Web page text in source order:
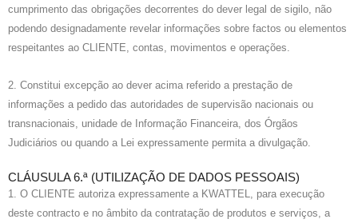
cumprimento das obrigações decorrentes do dever legal de sigilo, não
podendo designadamente revelar informações sobre factos ou elementos
respeitantes ao CLIENTE, contas, movimentos e operações.
2. Constitui excepção ao dever acima referido a prestação de
informações a pedido das autoridades de supervisão nacionais ou
transnacionais, unidade de Informação Financeira, dos Órgãos
Judiciários ou quando a Lei expressamente permita a divulgação.
CLÁUSULA 6.ª (UTILIZAÇÃO DE DADOS PESSOAIS)
1. O CLIENTE autoriza expressamente a KWATTEL, para execução
deste contracto e no âmbito da contratação de produtos e serviços, a